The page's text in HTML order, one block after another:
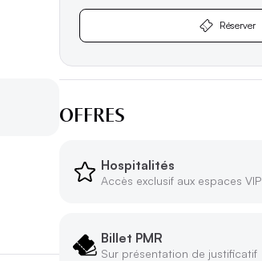
Réserver
OFFRES
Hospitalités
Accès exclusif aux espaces VIP
Billet PMR
Sur présentation de justificatif